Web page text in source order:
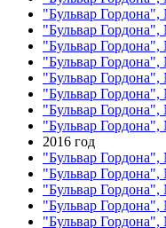
"Бульвар
"Бульвар
"Бульвар
"Бульвар
"Бульвар
"Бульвар
"Бульвар
"Бульвар
2016 год
"Бульвар
"Бульвар
"Бульвар
"Бульвар
"Бульвар